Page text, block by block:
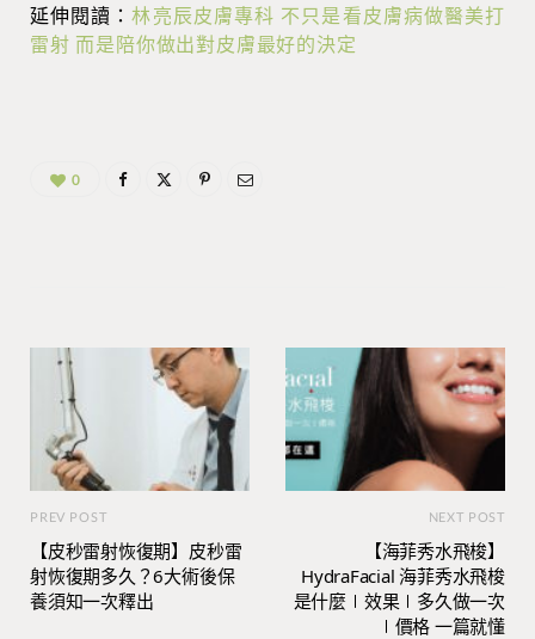
延伸閱讀：林亮辰皮膚專科 不只是看皮膚病做醫美打
雷射 而是陪你做出對皮膚最好的決定
0
PREV POST
【皮秒雷射恢復期】皮秒雷
射恢復期多久？6大術後保
養須知一次釋出
NEXT POST
【海菲秀水飛梭】
HydraFacial 海菲秀水飛梭
是什麼∣效果∣多久做一次
∣價格 一篇就懂